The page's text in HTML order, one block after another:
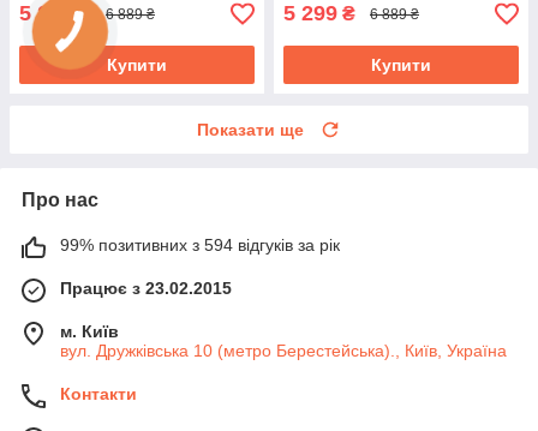
5 299 ₴ 6 889 ₴
Купити
5 299 ₴ 6 889 ₴
Купити
Показати ще
Про нас
99% позитивних з 594 відгуків за рік
Працює з 23.02.2015
м. Київ
вул. Дружківська 10 (метро Берестейська)., Київ, Україна
Контакти